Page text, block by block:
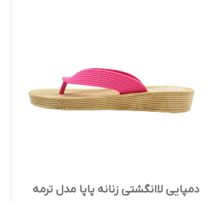
دمپایی لاانگشتی زنانه پاپا مدل ترمه